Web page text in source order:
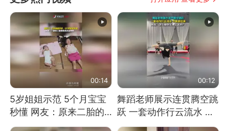
00:14
5岁姐姐示范 5个月宝宝
秒懂 网友：原来二胎的
快乐长这样
00:12
舞蹈老师展示连贯腾空跳
跃 一套动作行云流水 节
奏感拉满 网友：怎么做